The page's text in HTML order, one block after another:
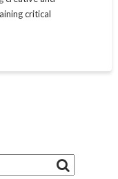
critical